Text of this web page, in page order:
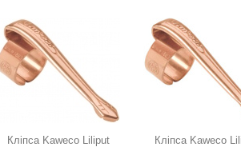
Кліпса Kaweco Liliput
Кліпса Kaweco